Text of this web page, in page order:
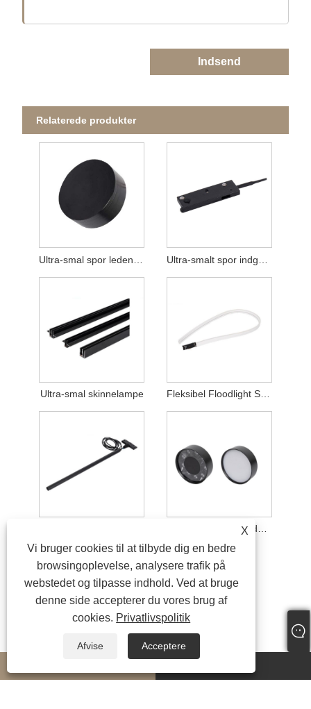
Indsend
Relaterede produkter
Ultra-smal skinnelampe Fleksibel Floodlight Strip
X
Vi bruger cookies til at tilbyde dig en bedre
browsingoplevelse, analysere trafik på
webstedet og tilpasse indhold. Ved at bruge
denne side accepterer du vores brug af
cookies. Privatlivspolitik
Afvise Acceptere